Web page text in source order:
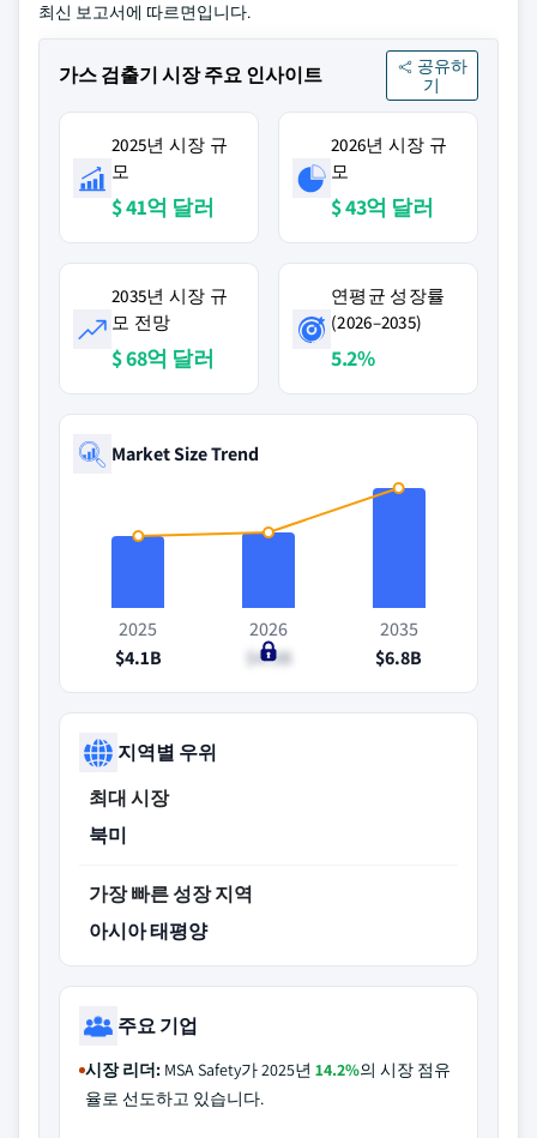
최신 보고서에 따르면입니다.
가스 검출기 시장 주요 인사이트
공유하
기
2025년 시장 규
모
$ 41억 달러
2026년 시장 규
모
$ 43억 달러
2035년 시장 규
모 전망
$ 68억 달러
연평균 성장률
(2026–2035)
5.2%
Market Size Trend
2025
$4.1B
2026
$4.3B
2035
$6.8B
지역별 우위
최대 시장
북미
가장 빠른 성장 지역
아시아 태평양
주요 기업
시장 리더: MSA Safety가 2025년 14.2%의 시장 점유
율로 선도하고 있습니다.